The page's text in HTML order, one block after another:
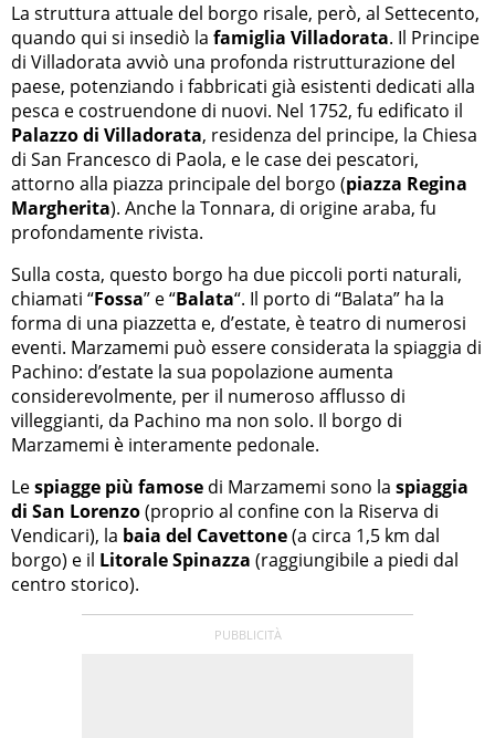
La struttura attuale del borgo risale, però, al Settecento,
quando qui si insediò la famiglia Villadorata. Il Principe
di Villadorata avviò una profonda ristrutturazione del
paese, potenziando i fabbricati già esistenti dedicati alla
pesca e costruendone di nuovi. Nel 1752, fu edificato il
Palazzo di Villadorata, residenza del principe, la Chiesa
di San Francesco di Paola, e le case dei pescatori,
attorno alla piazza principale del borgo (piazza Regina
Margherita). Anche la Tonnara, di origine araba, fu
profondamente rivista.
Sulla costa, questo borgo ha due piccoli porti naturali,
chiamati “Fossa” e “Balata“. Il porto di “Balata” ha la
forma di una piazzetta e, d’estate, è teatro di numerosi
eventi. Marzamemi può essere considerata la spiaggia di
Pachino: d’estate la sua popolazione aumenta
considerevolmente, per il numeroso afflusso di
villeggianti, da Pachino ma non solo. Il borgo di
Marzamemi è interamente pedonale.
Lespiagge più famose di Marzamemi sono la spiaggia
di San Lorenzo(proprio al confine con la Riserva di
Vendicari), la baia del Cavettone(a circa 1,5 km dal
borgo) e il Litorale Spinazza (raggiungibile a piedi dal
centro storico).